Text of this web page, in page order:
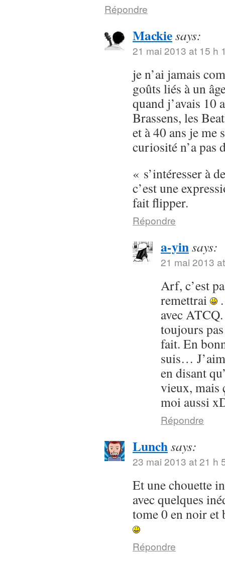
Répondre
Mackiesays:
21 mai 2013 at 15 h
je n’ai jamais
goûts liés à un
quand j’avais 10
Brassens, les
et à 40 ans je me
curiosité n’a pas
« s’intéresser à
c’est une
fait flipper.
Répondre
a-yinsays:
21 mai 2013
Arf, c’est
remettrai
avec
toujours
fait. En
suis…
en disant
vieux, mais
moi aussi
Répondre
Lunchsays:
23 mai 2013 at 21 h
Et une chouette
avec quelques
tome 0 en noir
Répondre